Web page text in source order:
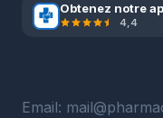
Obtenez notre
4,4
Email: